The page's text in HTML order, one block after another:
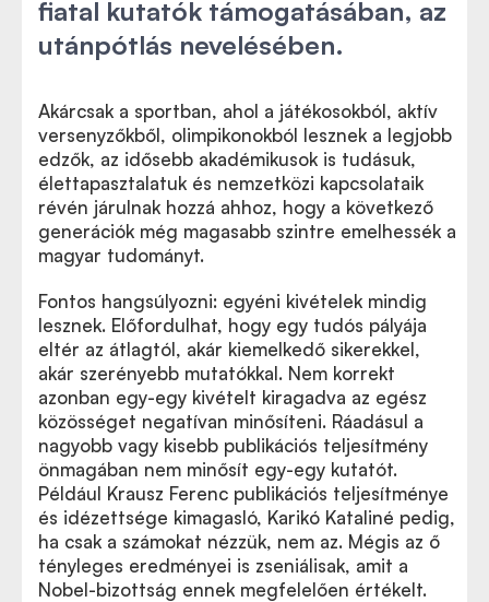
fiatal kutatók támogatásában, az
utánpótlás nevelésében.
Akárcsak a sportban, ahol a játékosokból, aktív
versenyzőkből, olimpikonokból lesznek a legjobb
edzők, az idősebb akadémikusok is tudásuk,
élettapasztalatuk és nemzetközi kapcsolataik
révén járulnak hozzá ahhoz, hogy a következő
generációk még magasabb szintre emelhessék a
magyar tudományt.
Fontos hangsúlyozni: egyéni kivételek mindig
lesznek. Előfordulhat, hogy egy tudós pályája
eltér az átlagtól, akár kiemelkedő sikerekkel,
akár szerényebb mutatókkal. Nem korrekt
azonban egy-egy kivételt kiragadva az egész
közösséget negatívan minősíteni. Ráadásul a
nagyobb vagy kisebb publikációs teljesítmény
önmagában nem minősít egy-egy kutatót.
Például Krausz Ferenc publikációs teljesítménye
és idézettsége kimagasló, Karikó Kataliné pedig,
ha csak a számokat nézzük, nem az. Mégis az ő
tényleges eredményei is zseniálisak, amit a
Nobel-bizottság ennek megfelelően értékelt.